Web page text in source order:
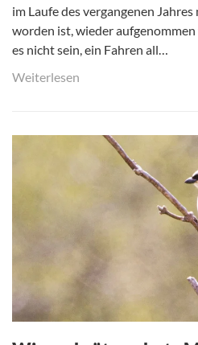
im Laufe des vergangenen
worden ist, wieder
es nicht sein, ein Fahren all…
Weiterlesen